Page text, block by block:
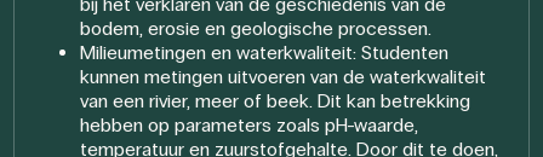
bodem, erosie en geologische processen.
Milieumetingen en waterkwaliteit: Studenten
kunnen metingen uitvoeren van de waterkwaliteit
van een rivier, meer of beek. Dit kan betrekking
hebben op parameters zoals pH-waarde,
temperatuur en zuurstofgehalte. Door dit te doen,